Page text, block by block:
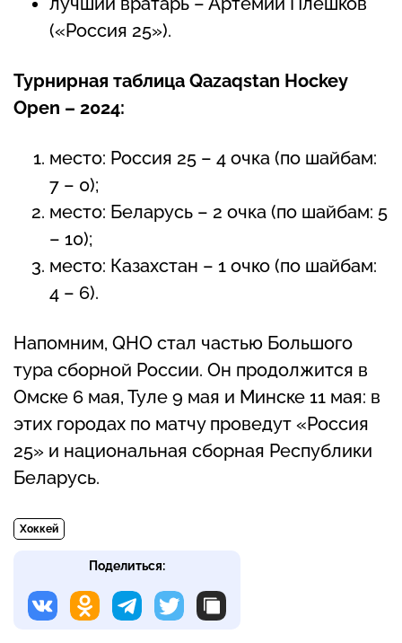
(«Россия 25»).
Турнирная таблица Qazaqstan Hockey
Open – 2024:
место: Россия 25 – 4 очка (по шайбам:
7 – 0);
место: Беларусь – 2 очка (по шайбам: 5
– 10);
место: Казахстан – 1 очко (по шайбам:
4 – 6).
Напомним, QHO стал частью Большого
тура сборной России. Он продолжится в
Омске 6 мая, Туле 9 мая и Минске 11 мая: в
этих городах по матчу проведут «Россия
25» и национальная сборная Республики
Беларусь.
Хоккей
Поделиться: